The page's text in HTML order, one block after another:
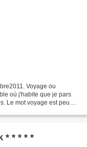
Voyage ou
où j'habite que je pars
Le mot voyage est peu
Chaleurs d'automne à Bangkok * * * * *